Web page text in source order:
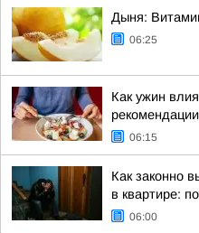
Дыня:
06:25
Как ужин
06:15
Как законно
в квартире:
06:00